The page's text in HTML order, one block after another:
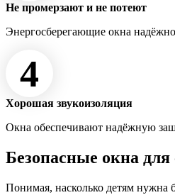
Не промерзают и не потеют
Энергосберегающие окна
4
Хорошая звукоизоляция
Окна обеспечивают надёжную
Безопасные окна
Понимая, насколько детям нужна